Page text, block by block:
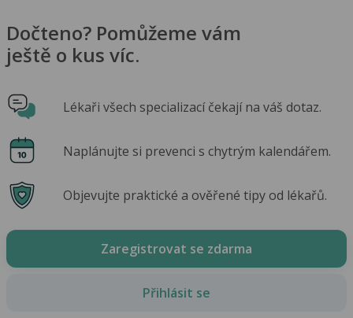
Dočteno? Pomůžeme vám
ještě o kus víc.
Lékaři všech specializací čekají na váš dotaz.
Naplánujte si prevenci s chytrým kalendářem.
Objevujte praktické a ověřené tipy od lékařů.
Zaregistrovat se zdarma
Přihlásit se